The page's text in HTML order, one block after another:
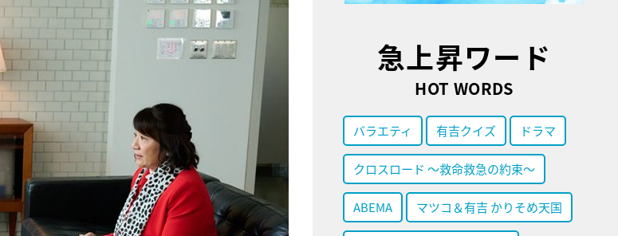
急上昇ワード
HOT WORDS
バラエティ 有吉クイズ ドラマ
クロスロード ～救命救急の約束～
ABEMA マツコ＆有吉 かりそめ天国